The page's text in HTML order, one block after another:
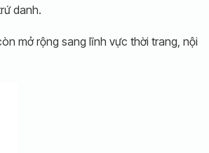
danh.
mở rộng sang lĩnh vực thời trang, nội